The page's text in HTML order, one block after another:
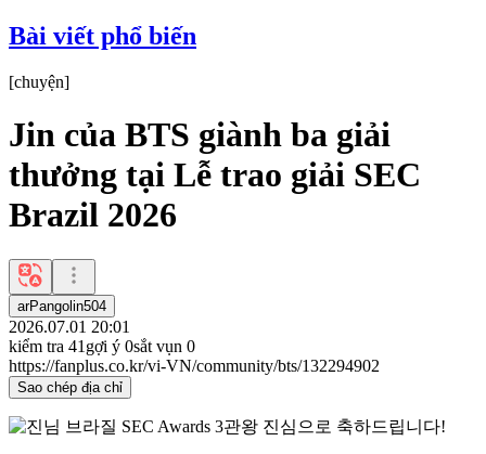
Bài viết phổ biến
[chuyện]
Jin của BTS giành ba giải
thưởng tại Lễ trao giải SEC
Brazil 2026
arPangolin504
2026.07.01 20:01
kiểm tra 41 gợi ý 0sắt vụn 0
https://fanplus.co.kr/vi-VN/community/bts/132294902
Sao chép địa chỉ